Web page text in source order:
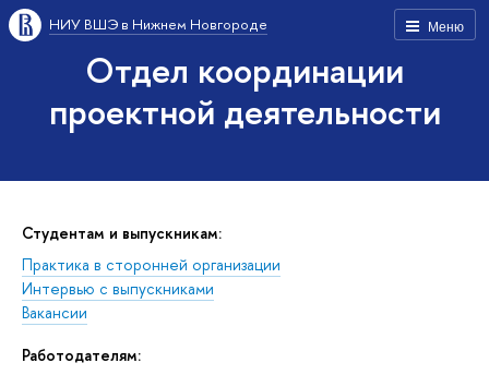
Меню
НИУ ВШЭ в Нижнем Новгороде
Отдел координации
проектной деятельности
Студентам и выпускникам:
Практика в сторонней организации
Интервью с выпускниками
акансии
Работодателям: